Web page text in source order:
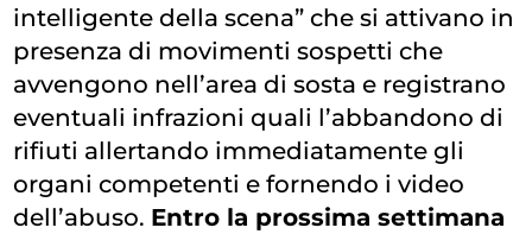
intelligente della scena” che si attivano in
presenza di movimenti sospetti che
avvengono nell’area di sosta e registrano
eventuali infrazioni quali l’abbandono di
rifiuti allertando immediatamente gli
organi competenti e fornendo i video
dell’abuso. Entro la prossima settimana